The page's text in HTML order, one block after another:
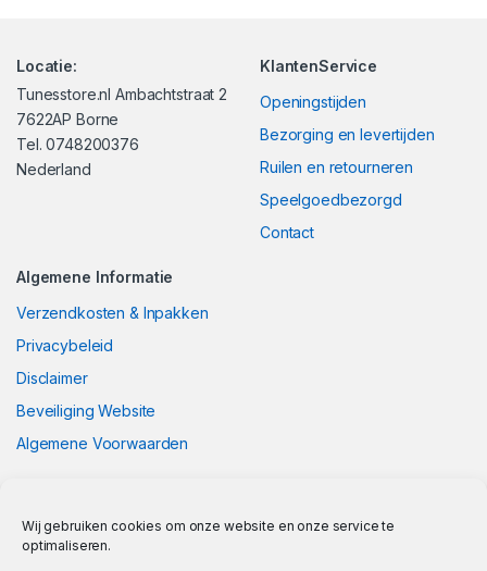
Wij gebruiken cookies om onze website en onze service te
optimaliseren.
Locatie:
Tunesstore.nl Ambachtstraat 2
7622AP Borne
Tel. 0748200376
Nederland
KlantenService
Openingstijden
Bezorging en levertijden
Ruilen en retourneren
Speelgoedbezorgd
Contact
Algemene Informatie
Verzendkosten & Inpakken
Privacybeleid
Disclaimer
Beveiliging Website
Algemene Voorwaarden